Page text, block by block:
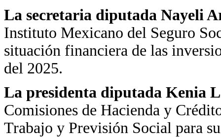
La secretaria diputada Nayeli
Instituto Mexicano del Seguro
situación financiera de las
del 2025.
La presidenta diputada Kenia
Comisiones de Hacienda y
Trabajo y Previsión Social para